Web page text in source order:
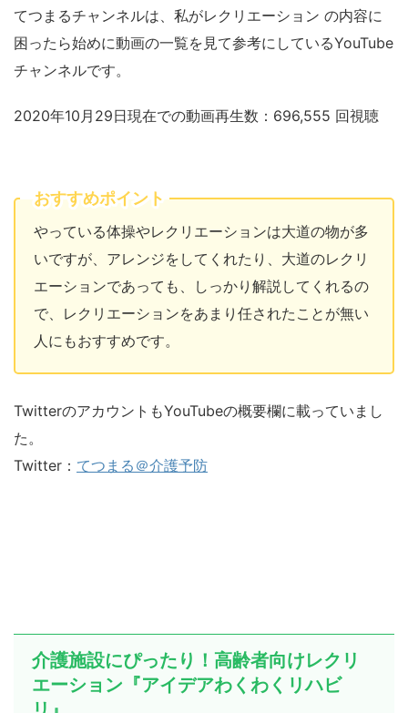
てつまるチャンネルは、私がレクリエーション の内容に
困ったら始めに動画の一覧を見て参考にしているYouTube
チャンネルです。
2020年10月29日現在での動画再生数：696,555 回視聴
おすすめポイント
やっている体操やレクリエーションは大道の物が多
いですが、アレンジをしてくれたり、大道のレクリ
エーションであっても、しっかり解説してくれるの
で、レクリエーションをあまり任されたことが無い
人にもおすすめです。
TwitterのアカウントもYouTubeの概要欄に載っていまし
た。
Twitter： てつまる＠介護予防
介護施設にぴったり！高齢者向けレクリ
エーション『アイデアわくわくリハビ